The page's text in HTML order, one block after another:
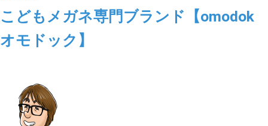
こどもメガネ専門ブランド【omodok
オモドック】